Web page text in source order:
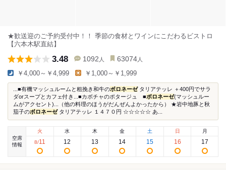
★歓送迎のご予約受付中！！ 季節の食材とワインにこだわるビストロ
【六本木駅直結】
3.48 1092 人 63074 人
￥4,000～￥4,999 ￥1,000～￥1,999
...■有機マッシュルームと粗挽き和牛のボロネーゼタリアテッレ ＋400円でサラ
ダorスープとカフェ付き...■カボチャのポタージュ ■ボロネーゼ(マッシュルー
ムがアクセント)...（他の料理のほうがだんぜんよかったから） ★岩中地豚と秋
茄子のボロネーゼタリアテッレ １４７０円 ☆☆☆☆☆ あ...
空席
情報
火
8/11
水
12
木
13
金
14
土
15
日
16
月
17